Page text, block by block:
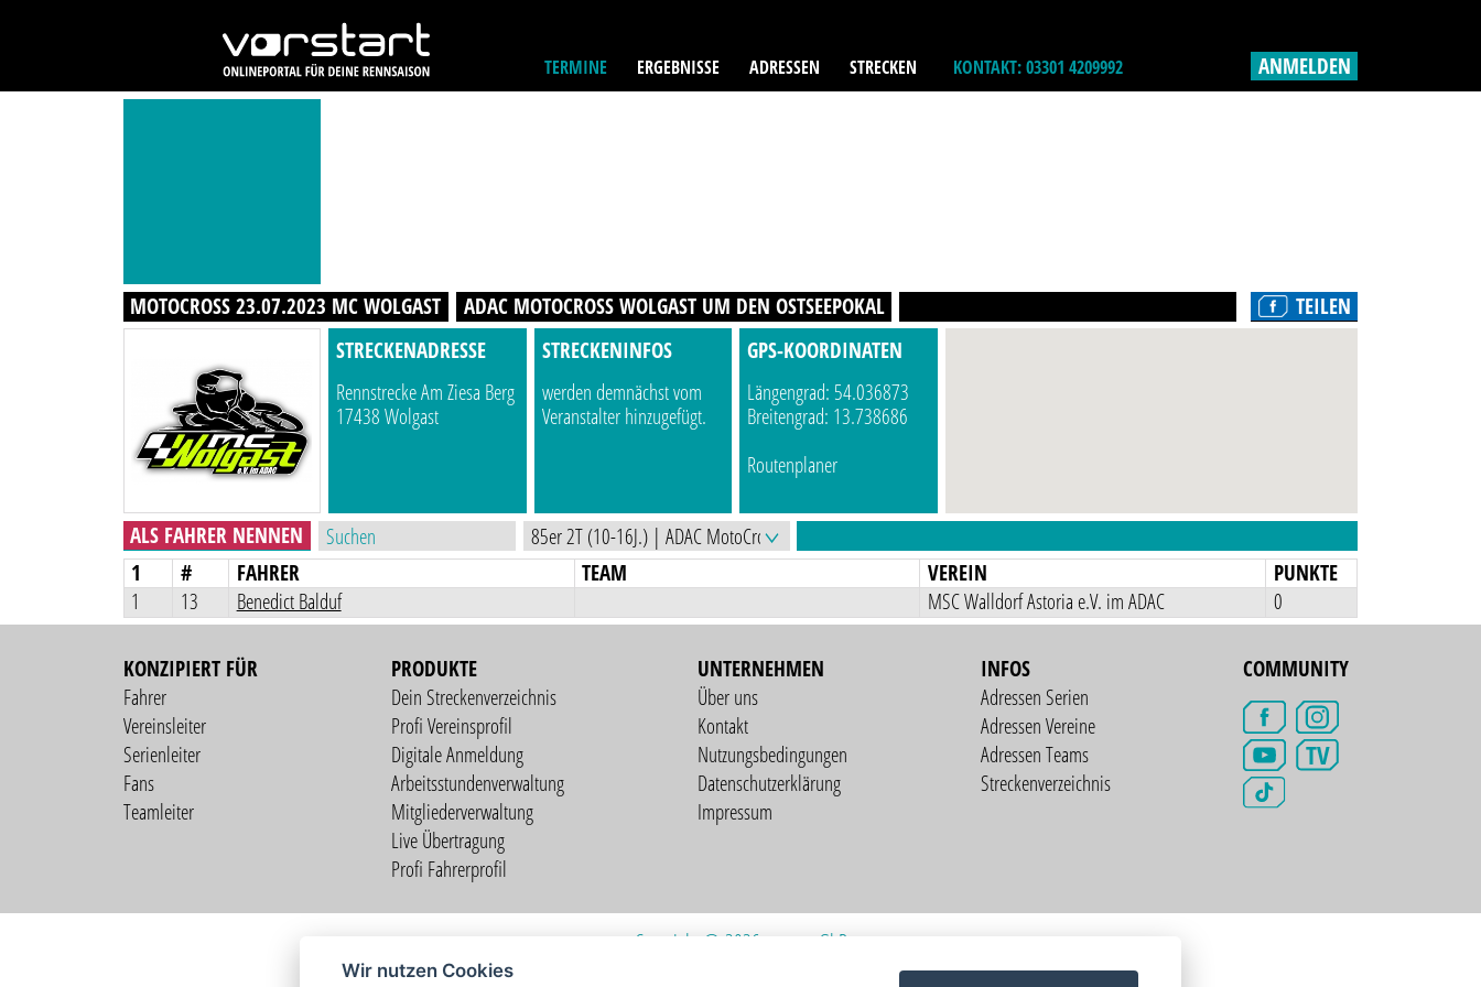
TERMINE ERGEBNISSE ADRESSEN STRECKEN KONTAKT: 03301 4209992 ANMELDEN
MOTOCROSS 23.07.2023 MC WOLGAST ADAC MOTOCROSS WOLGAST UM DEN OSTSEEPOKAL
TEILEN
STRECKENADRESSE
Rennstrecke Am Ziesa Berg
17438 Wolgast
STRECKENINFOS
werden demnächst vom
Veranstalter hinzugefügt.
GPS-KOORDINATEN
Längengrad: 54.036873
Breitengrad: 13.738686
Routenplaner
ALS FAHRER NENNEN
1
# FAHRER TEAM VEREIN
PUNKTE
1
13 Benedict Balduf MSC Walldorf Astoria e.V. im ADAC 0
KONZIPIERT FÜR
Fahrer
Vereinsleiter
Serienleiter
Fans
Teamleiter
PRODUKTE
Dein Streckenverzeichnis
Profi Vereinsprofil
Digitale Anmeldung
Arbeitsstundenverwaltung
Mitgliederverwaltung
Live Übertragung
Profi Fahrerprofil
UNTERNEHMEN
Über uns
Kontakt
Nutzungsbedingungen
Datenschutzerklärung
Impressum
INFOS
Adressen Serien
Adressen Vereine
Adressen Teams
Streckenverzeichnis
COMMUNITY
TV
Copyright © 2026 vorstart GbR
Wir nutzen Cookies